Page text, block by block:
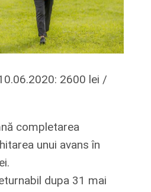
2600 lei /
completarea
unui avans în
dupa 31 mai